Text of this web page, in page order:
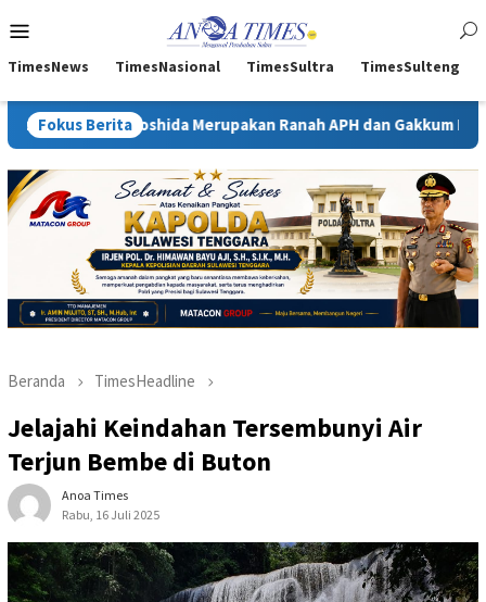
ke
Mobile
TimesNews TimesNasional TimesSultra TimesSulteng
Fokus BeritaRanah APH dan Gakkum ESDM Kejati Sultra
Beranda TimesHeadline
Jelajahi Keindahan Tersembunyi Air
Terjun Bembe di Buton
Anoa Times
Rabu, 16 Juli 2025